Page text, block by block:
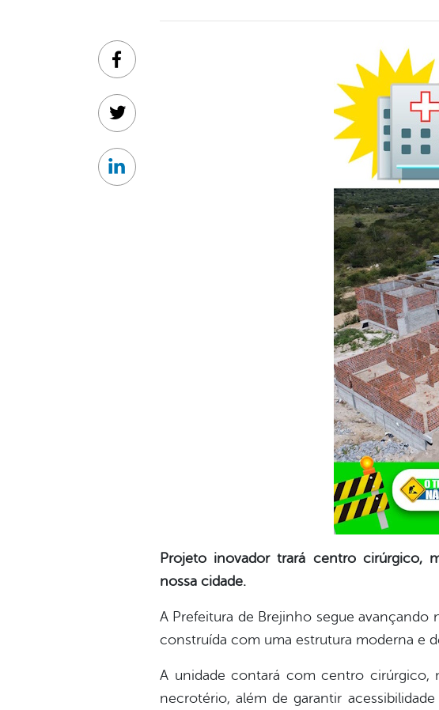
Projeto inovador trará centro cirúrgico,
nossa cidade.
A Prefeitura de Brejinho segue
construída com uma estrutura moderna e
A unidade contará com centro cirúrgico,
necrotério, além de garantir
Facebook
Twitter
Linkedin